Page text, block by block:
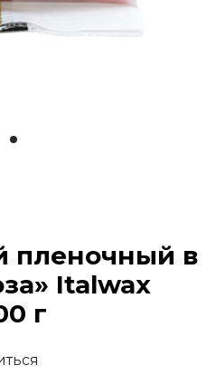
пленочный в
Italwax
г